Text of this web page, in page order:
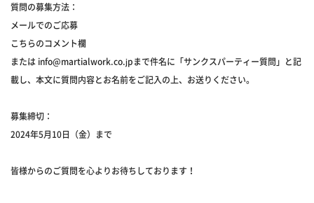
質問の募集方法：
メールでのご応募
こちらのコメント欄
または info@martialwork.co.jpまで件名に「サンクスパーティー質問」と記
載し、本文に質問内容とお名前をご記入の上、お送りください。
募集締切：
2024年5月10日（金）まで
皆様からのご質問を心よりお待ちしております！